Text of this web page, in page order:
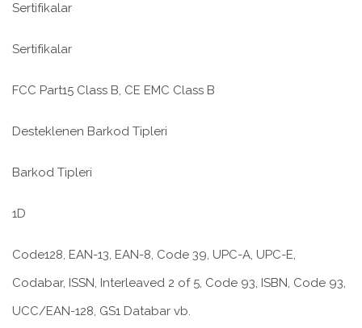
Sertifikalar
Sertifikalar
FCC Part15 Class B, CE EMC Class B
Desteklenen Barkod Tipleri
Barkod Tipleri
1D
Code128, EAN-13, EAN-8, Code 39, UPC-A, UPC-E,
Codabar, ISSN, Interleaved 2 of 5, Code 93, ISBN, Code 93,
UCC/EAN-128, GS1 Databar vb.